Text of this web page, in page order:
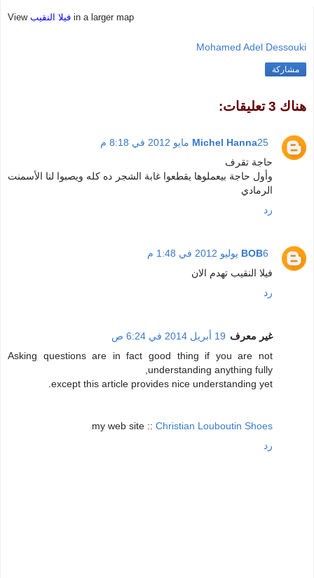
View in a larger map
Mohamed Adel Dessouki
مشاركة
هناك 3 تعليقات:
Michel Hanna25 مايو 2012 في 8:18 م
حاجة تقرف
وأول حاجة بيعملوها يقطعوا غابة الشجر ده كله ويصبوا لنا الأسمنت
الرمادي
رد
BOB6 يوليو 2012 في 1:48 م
فيلا النقيب تهدم الان
رد
غير معرف 19 أبريل 2014 في 6:24 ص
Asking questions are in fact good thing if you are not
understanding anything fully,
except this article provides nice understanding yet.
my web site :: Christian Louboutin Shoes
رد